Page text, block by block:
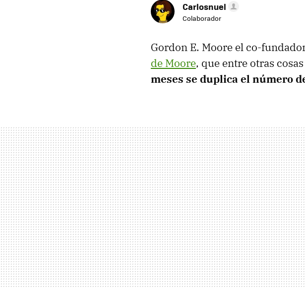
Carlosnuel
Colaborador
Gordon E. Moore el co-
de Moore, que entre otras
meses se duplica el número